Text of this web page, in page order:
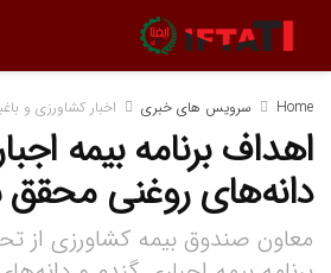
Home سرویس های خبری اخبار کشاورزی و
اهداف برنامه بیمه
دانه‌های روغنی
معاون صندوق بیمه کشاورزی از